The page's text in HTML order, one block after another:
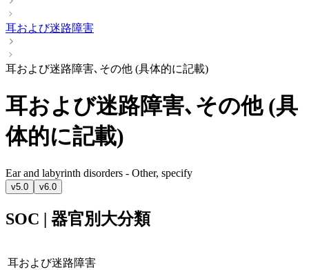
耳および迷路障害
耳および迷路障害､その他 (具体的に記載)
耳および迷路障害､その他 (具
体的に記載)
Ear and labyrinth disorders - Other, specify
v5.0 v6.0
SOC | 器官別大分類
耳および迷路障害